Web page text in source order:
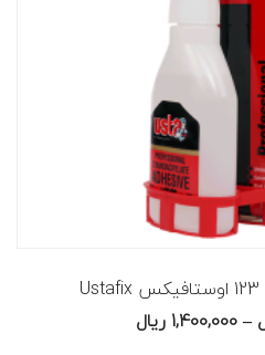
–
1,400,000 ریال